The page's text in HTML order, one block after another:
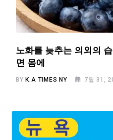
노화를 늦추는 의외의
면 몸에
BYK.A TIMES NY 7월 31,